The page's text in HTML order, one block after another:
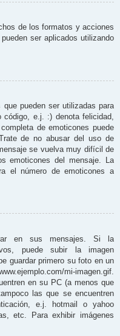
de los formatos y acciones
ser aplicados utilizando
que pueden ser utilizadas para
e.j. :) denota felicidad,
de emoticones puede
de no abusar del uso de
se vuelva muy difícil de
emoticones del mensaje. La
el número de emoticones a
en sus mensajes. Si la
puede subir la imagen
guardar primero su foto en un
mi-imagen.gif.
en su PC (a menos que
las que se encuentren
e.j. hotmail o yahoo
etc. Para exhibir imágenes